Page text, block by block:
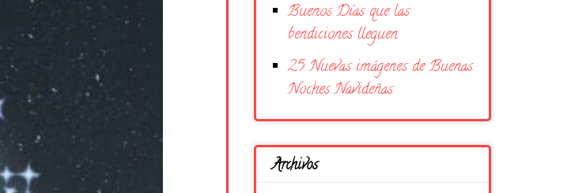
Buenos Días que las
bendiciones lleguen
25 Nuevas imágenes de Buenas
Noches Navideñas
Archivos